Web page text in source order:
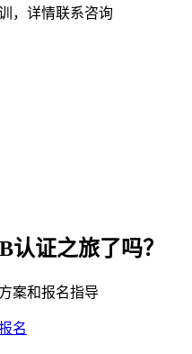
，详情联系咨询
证之旅了吗？
案和报名指导
名